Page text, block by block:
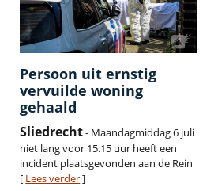
Persoon uit ernstig
vervuilde woning
gehaald
Sliedrecht- Maandagmiddag 6 juli
niet lang voor 15.15 uur heeft een
incident plaatsgevonden aan de Rein
[ Lees verder]